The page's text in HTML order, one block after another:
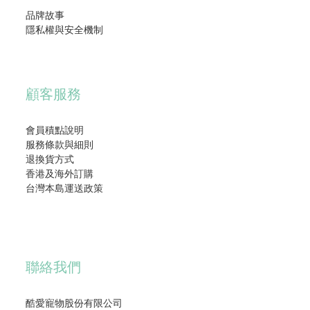
品牌故事
隱私權與安全機制
顧客服務
會員積點說明
服務條款與細則
退換貨方式
香港及海外訂購
台灣本島運送政策
聯絡我們
酷愛寵物股份有限公司